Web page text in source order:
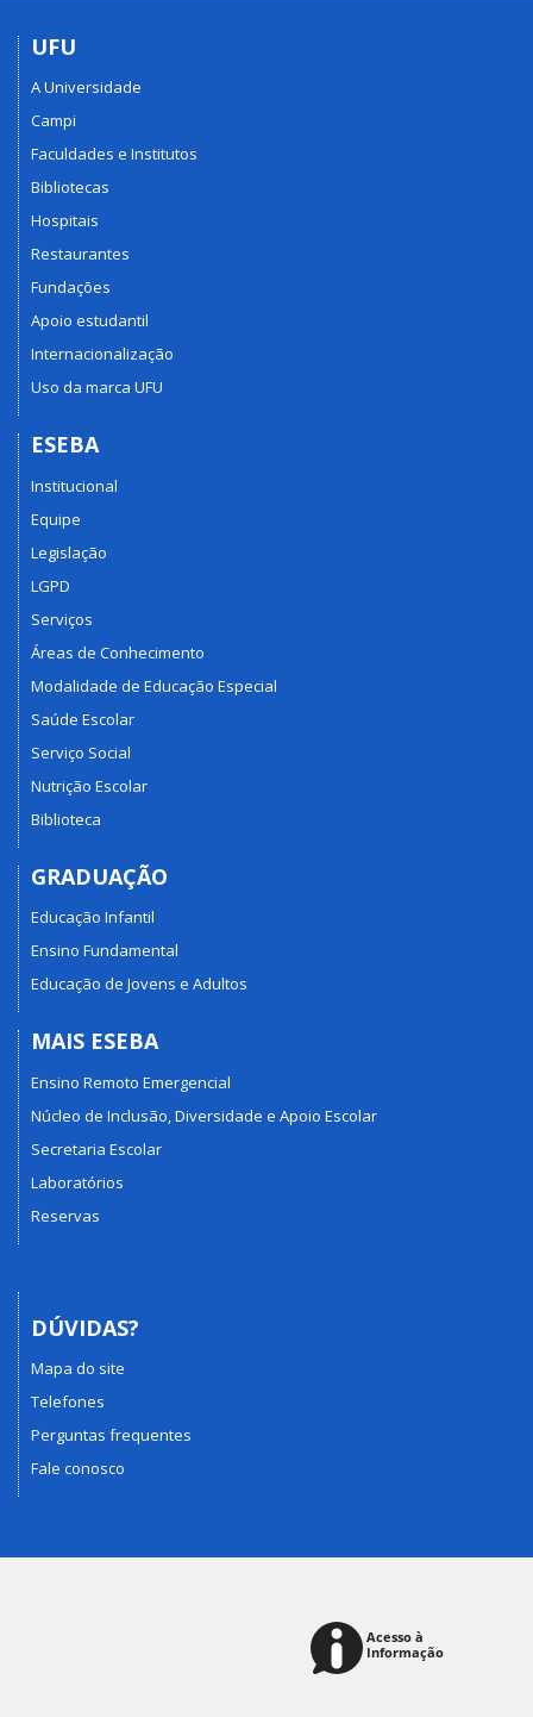
UFU
A Universidade
Campi
Faculdades e Institutos
Bibliotecas
Hospitais
Restaurantes
Fundações
Apoio estudantil
Internacionalização
Uso da marca UFU
ESEBA
Institucional
Equipe
Legislação
LGPD
Serviços
Áreas de Conhecimento
Modalidade de Educação Especial
Saúde Escolar
Serviço Social
Nutrição Escolar
Biblioteca
GRADUAÇÃO
Educação Infantil
Ensino Fundamental
Educação de Jovens e Adultos
MAIS ESEBA
Ensino Remoto Emergencial
Núcleo de Inclusão, Diversidade e Apoio Escolar
Secretaria Escolar
Laboratórios
Reservas
DÚVIDAS?
Mapa do site
Telefones
Perguntas frequentes
Fale conosco